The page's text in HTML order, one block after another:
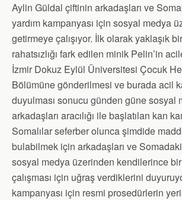
Aylin Güldal çiftinin arkadaşları ve
yardım kampanyası için sosyal medya
getirmeye çalışıyor. İlk olarak yaklaşık
rahatsızlığı fark edilen minik Pelin’in
İzmir Dokuz Eylül Üniversitesi Çocuk
Bölümüne gönderilmesi ve burada acil
duyulması sonucu günden güne sosyal
arkadaşları aracılığı ile başlatılan kan
Somalılar seferber olunca şimdide
bulabilmek için arkadaşları ve
sosyal medya üzerinden kendilerince
çalışması için uğraş verdiklerini
kampanyası için resmi prosedürlerin